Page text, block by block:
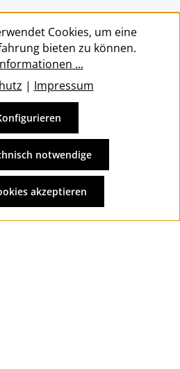
widerrufen
wenn nicht anders
Cookies, um eine
bieten zu können.
...
| Impressum
notwendige
akzeptieren